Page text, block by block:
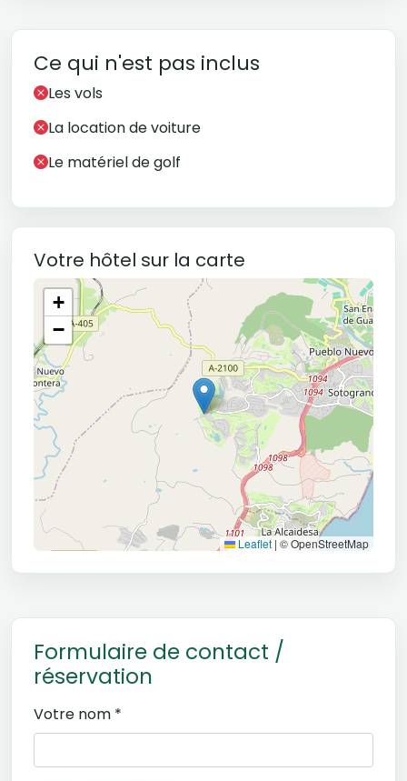
Ce qui n'est pas inclus
Les vols
La location de voiture
Le matériel de golf
Votre hôtel sur la carte
+
−
Leaflet | © OpenStreetMap
Formulaire de contact /
réservation
Votre nom *